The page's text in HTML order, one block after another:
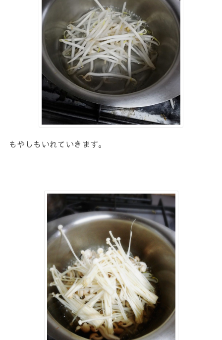
もやしもいれていきます。